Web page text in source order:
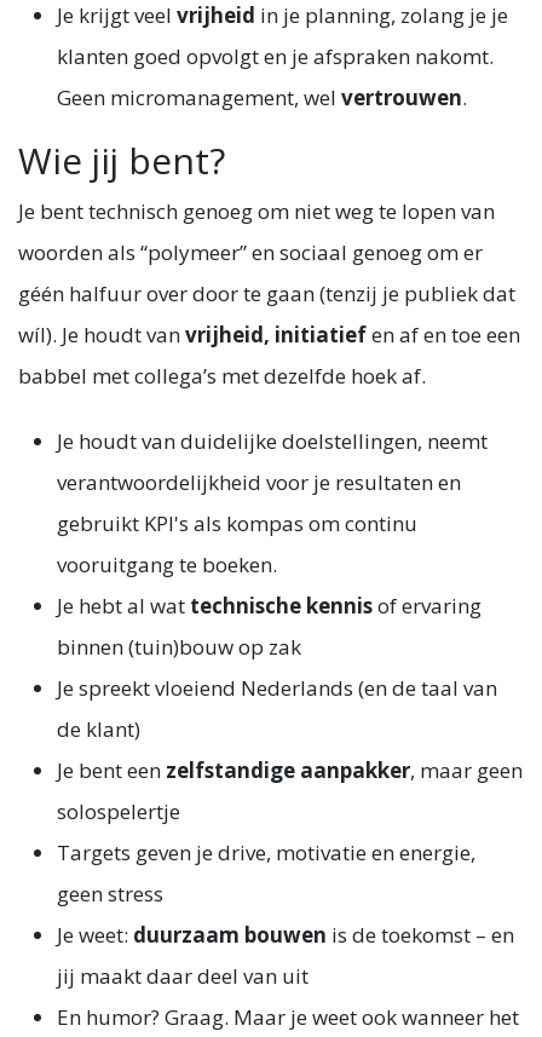
Je krijgt veel vrijheid in je planning, zolang je je
klanten goed opvolgt en je afspraken nakomt.
Geen micromanagement, wel vertrouwen.
Wie jij bent?
Je bent technisch genoeg om niet weg te lopen van
woorden als “polymeer” en sociaal genoeg om er
géén halfuur over door te gaan (tenzij je publiek dat
wíl). Je houdt vanvrijheid, initiatiefen af en toe een
babbel met collega’s met dezelfde hoek af.
Je houdt van duidelijke doelstellingen, neemt
verantwoordelijkheid voor je resultaten en
gebruikt KPI's als kompas om continu
vooruitgang te boeken.
Je hebt al wat technische kennisof ervaring
binnen (tuin)bouw op zak
Je spreekt vloeiend Nederlands (en de taal van
de klant)
Je bent een zelfstandige aanpakker, maar geen
solospelertje
Targets geven je drive, motivatie en energie,
geen stress
Je weet: duurzaam bouwen is de toekomst – en
jij maakt daar deel van uit
En humor? Graag. Maar je weet ook wanneer het